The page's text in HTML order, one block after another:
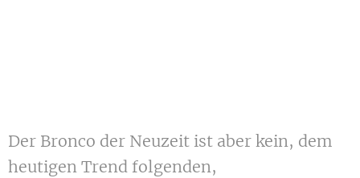
Der Bronco der Neuzeit ist aber kein, dem
heutigen Trend folgenden,